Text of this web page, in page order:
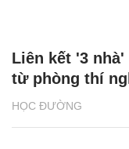
HỌC ĐƯỜNG
Liên kết '3
từ phòng thí